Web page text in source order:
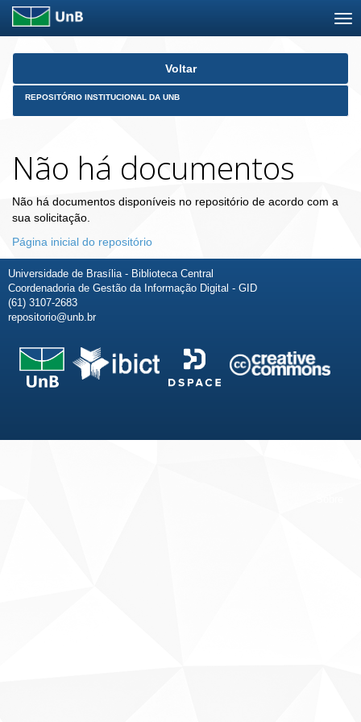
Skip
Voltar
REPOSITÓRIO INSTITUCIONAL DA UNB
Não há documentos
Não há documentos disponíveis no repositório de acordo com a
sua solicitação.
Página inicial do repositório
Universidade de Brasília - Biblioteca Central
Coordenadoria de Gestão da Informação Digital - GID
(61) 3107-2683
repositorio@unb.br